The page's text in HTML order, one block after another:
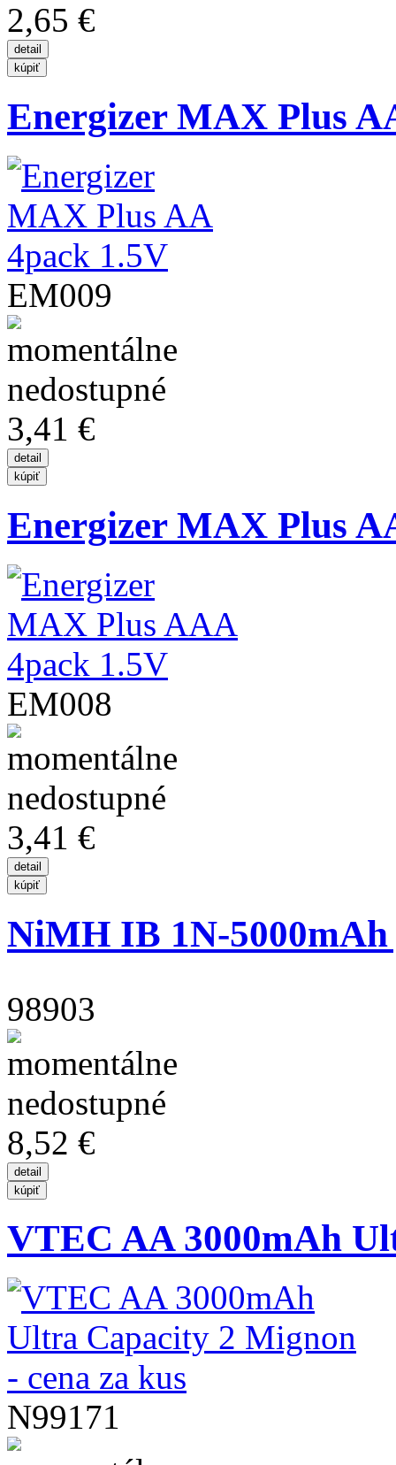
2,65 €
Energizer MAX Plus
EM009
3,41 €
Energizer MAX Plus
EM008
3,41 €
NiMH IB 1N-5000mAh
98903
8,52 €
VTEC AA 3000mAh
N99171